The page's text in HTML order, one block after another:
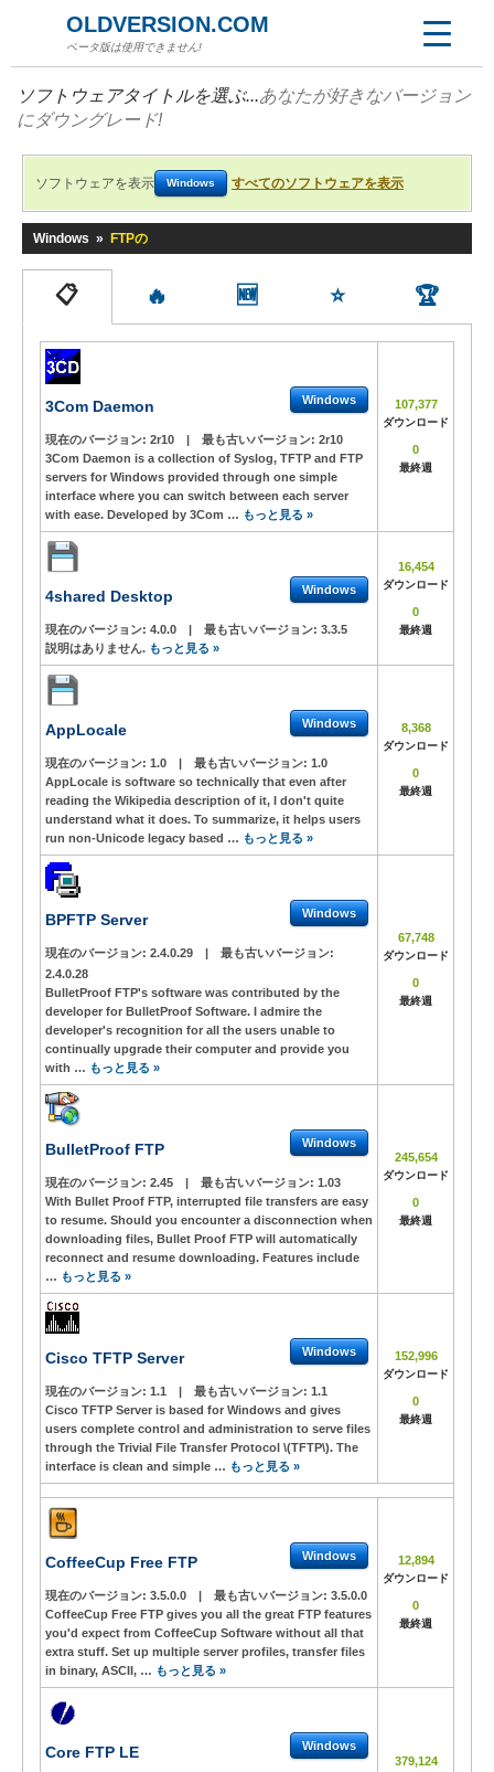
OLDVERSION.COM
ベータ版は使用できません!
ソフトウェアタイトルを選ぶ...あなたが好きなバージョン
にダウングレード!
ソフトウェアを表示 Windows すべてのソフトウェアを表示
Windows » FTPの
📋 🔥 🆕 ⭐ 🏆
3Com Daemon Windows
現在のバージョン: 2r10 | 最も古いバージョン: 2r10
3Com Daemon is a collection of Syslog, TFTP and FTP
servers for Windows provided through one simple
interface where you can switch between each server
with ease. Developed by 3Com … もっと見る »
107,377
ダウンロード
0
最終週
4shared Desktop Windows
現在のバージョン: 4.0.0 | 最も古いバージョン: 3.3.5
説明はありません. もっと見る »
16,454
ダウンロード
0
最終週
AppLocale Windows
現在のバージョン: 1.0 | 最も古いバージョン: 1.0
AppLocale is software so technically that even after
reading the Wikipedia description of it, I don't quite
understand what it does. To summarize, it helps users
run non-Unicode legacy based … もっと見る »
8,368
ダウンロード
0
最終週
BPFTP Server Windows
現在のバージョン: 2.4.0.29 |
最も古いバージョン:
2.4.0.28
BulletProof FTP's software was contributed by the
developer for BulletProof Software. I admire the
developer's recognition for all the users unable to
continually upgrade their computer and provide you
with … もっと見る »
67,748
ダウンロード
0
最終週
BulletProof FTP Windows
現在のバージョン: 2.45 | 最も古いバージョン: 1.03
With Bullet Proof FTP, interrupted file transfers are easy
to resume. Should you encounter a disconnection when
downloading files, Bullet Proof FTP will automatically
reconnect and resume downloading. Features include
… もっと見る »
245,654
ダウンロード
0
最終週
Cisco TFTP Server Windows
現在のバージョン: 1.1 | 最も古いバージョン: 1.1
Cisco TFTP Server is based for Windows and gives
users complete control and administration to serve files
through the Trivial File Transfer Protocol \(TFTP\). The
interface is clean and simple … もっと見る »
152,996
ダウンロード
0
最終週
CoffeeCup Free FTP Windows
現在のバージョン: 3.5.0.0 | 最も古いバージョン: 3.5.0.0
CoffeeCup Free FTP gives you all the great FTP features
you'd expect from CoffeeCup Software without all that
extra stuff. Set up multiple server profiles, transfer files
in binary, ASCII, … もっと見る »
12,894
ダウンロード
0
最終週
Core FTP LE Windows
379,124